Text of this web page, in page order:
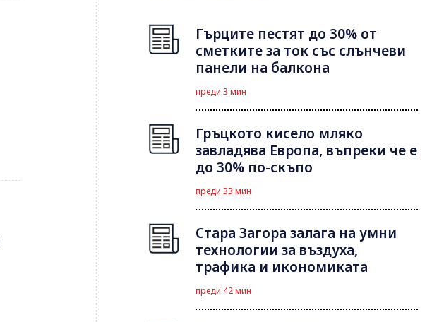
Гърците пестят до 30% от
сметките за ток със слънчеви
панели на балкона
преди 3 мин
Гръцкото кисело мляко
завладява Европа, въпреки че е
до 30% по-скъпо
преди 33 мин
Стара Загора залага на умни
технологии за въздуха,
трафика и икономиката
преди 42 мин